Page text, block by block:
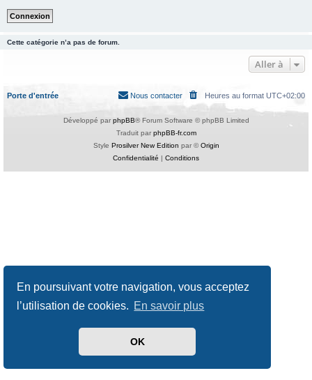
En poursuivant votre navigation, vous acceptez
l’utilisation de cookies. En savoir plus
OK
Cette catégorie n’a pas de forum.
Aller à
Porte d'entrée Heures au format UTC+02:00
Nous contacter
Développé par phpBB® Forum Software © phpBB Limited
Traduit par phpBB-fr.com
Style Prosilver New Edition par ©Origin
Confidentialité | Conditions